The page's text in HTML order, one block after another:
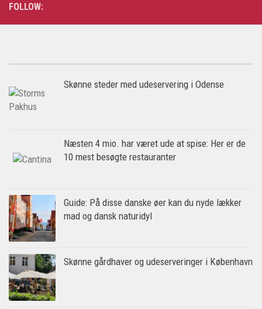
FOLLOW:
Skønne steder med udeservering i Odense
Næsten 4 mio. har været ude at spise: Her er de
10 mest besøgte restauranter
Guide: På disse danske øer kan du nyde lækker
mad og dansk naturidyl
Skønne gårdhaver og udeserveringer i København